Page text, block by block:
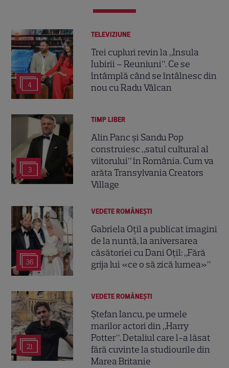
4
TELEVIZIUNE
Trei cupluri revin la „Insula
Iubirii – Reuniuni”. Ce se
întâmplă când se întâlnesc din
nou cu Radu Vâlcan
3
TIMP LIBER
Alin Panc și Sandu Pop
construiesc „satul cultural al
viitorului” în România. Cum va
arăta Transylvania Creators
Village
36
VEDETE ROMÂNEŞTI
Gabriela Oțil a publicat imagini
de la nuntă, la aniversarea
căsătoriei cu Dani Oțil: „Fără
grija lui «ce o să zică lumea»”
21
VEDETE ROMÂNEŞTI
Ștefan Iancu, pe urmele
marilor actori din „Harry
Potter”. Detaliul care l-a lăsat
fără cuvinte la studiourile din
Marea Britanie